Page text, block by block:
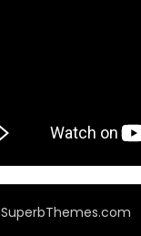
SuperbThemes.com